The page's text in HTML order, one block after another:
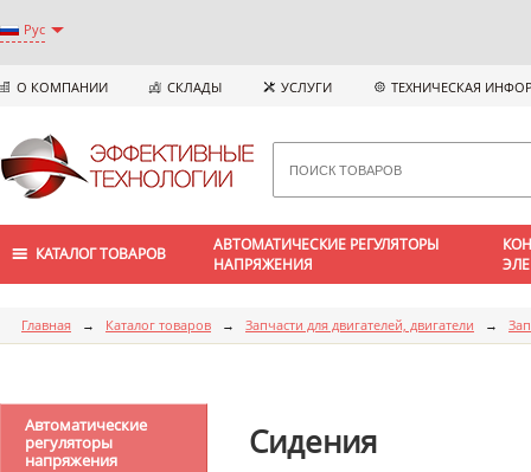
Рус
О КОМПАНИИ СКЛАДЫ УСЛУГИ ТЕХНИЧЕСКАЯ
КАТАЛОГ ТОВАРОВ
АВТОМАТИЧЕСКИЕ РЕГУЛЯТОРЫ
НАПРЯЖЕНИЯ
Главная → Каталог товаров → Запчасти для двигателей, двигатели →
Автоматические
регуляторы
напряжения
Сидения